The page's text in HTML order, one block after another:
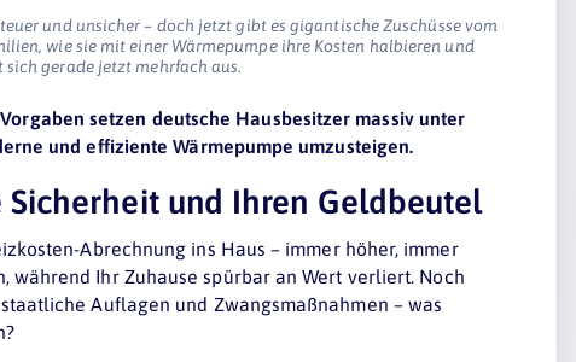
und unsicher – doch jetzt gibt es gigantische Zuschüsse vom
wie sie mit einer Wärmepumpe ihre Kosten halbieren und
gerade jetzt mehrfach aus.
setzen deutsche Hausbesitzer massiv unter
und effiziente Wärmepumpe umzusteigen.
und Ihren Geldbeutel
Abrechnung ins Haus – immer höher, immer
während Ihr Zuhause spürbar an Wert verliert. Noch
Auflagen und Zwangsmaßnahmen – was